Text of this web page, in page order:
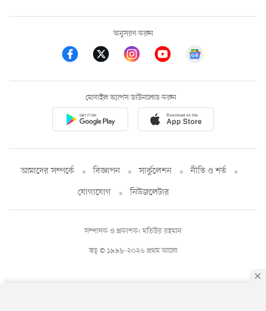
অনুসরণ করুন
মোবাইল অ্যাপস ডাউনলোড করুন
আমাদের সম্পর্কে বিজ্ঞাপন সার্কুলেশন
নীতি ও শর্ত
যোগাযোগ
নিউজলেটার
স্বত্ব © ১৯৯৮-২০২৬ প্রথম আলো
সম্পাদক ও প্রকাশক: মতিউর রহমান